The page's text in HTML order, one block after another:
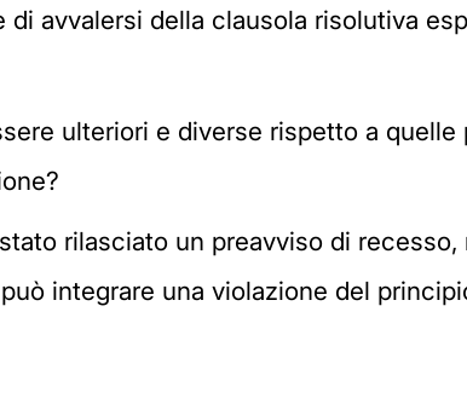
avvalersi della clausola risolutiva
ulteriori e diverse rispetto a quelle
rilasciato un preavviso di
integrare una violazione del